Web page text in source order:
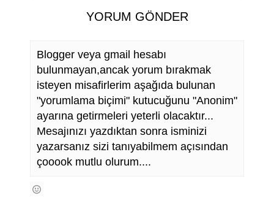
YORUM GÖNDER
Blogger veya gmail hesabı
bulunmayan,ancak yorum bırakmak
isteyen misafirlerim aşağıda bulunan
"yorumlama biçimi" kutucuğunu "Anonim"
ayarına getirmeleri yeterli olacaktır...
Mesajınızı yazdıktan sonra isminizi
yazarsanız sizi tanıyabilmem açısından
çooook mutlu olurum....